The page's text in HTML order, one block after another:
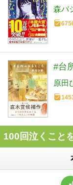
森バ
#台
原田
100回泣くこと